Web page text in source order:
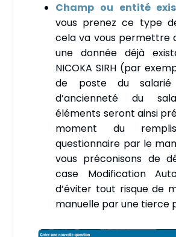
Champ ou entité
vous prenez ce type
cela va vous permettre
une donnée déjà
NICOKA SIRH (par
de poste du
d’ancienneté du
éléments seront ainsi
moment du
questionnaire par le
vous préconisons de
case Modification
d’éviter tout risque de
manuelle par une tierce